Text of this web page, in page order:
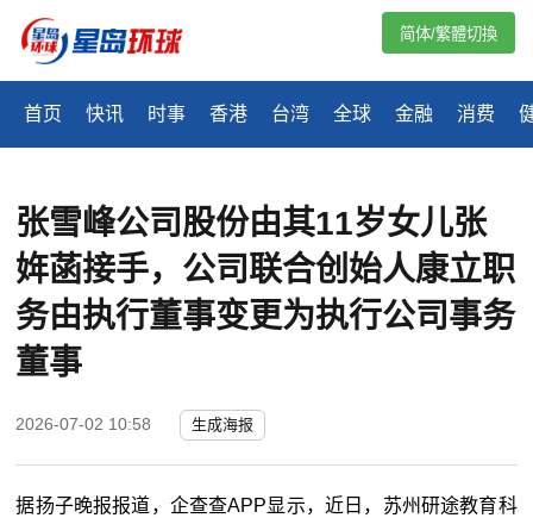
首页 快讯 时事 香港 台湾 全球 金融 消费
简体/繁體切換
张雪峰公司股份由其11岁女儿张
姩菡接手，公司联合创始人康立职
务由执行董事变更为执行公司事务
董事
2026-07-02 10:58 生成海报
据扬子晚报报道，企查查APP显示，近日，苏州研途教育科